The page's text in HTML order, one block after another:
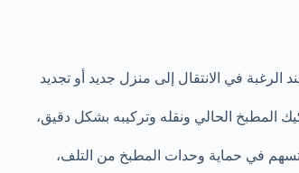
الرغبة في الانتقال إلى منزل جديد أو تجديد
المطبخ الحالي ونقله وتركيبه بشكل دقيق،
في حماية وحدات المطبخ من التلف،